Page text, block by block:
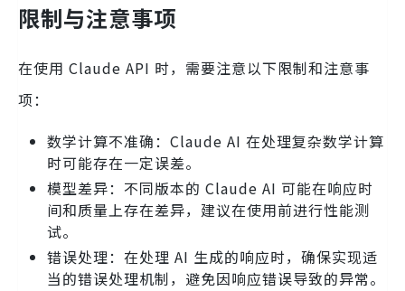
限制与注意事项
在使用 Claude API 时，需要注意以下限制和注意事
项：
数学计算不准确：Claude AI 在处理复杂数学计算
时可能存在一定误差。
模型差异：不同版本的 Claude AI 可能在响应时
间和质量上存在差异，建议在使用前进行性能测
试。
错误处理：在处理 AI 生成的响应时，确保实现适
当的错误处理机制，避免因响应错误导致的异常。